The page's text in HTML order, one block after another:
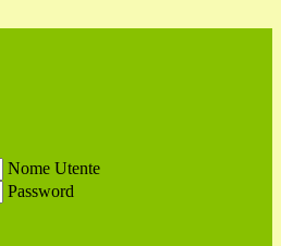
Nome Utente
Password